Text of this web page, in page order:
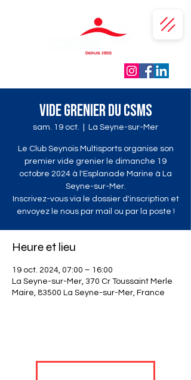
Vide Grenier du CSMS
sam. 19 oct. La Seyne-sur-Mer
Le Club Seynois Multisports organise son
premier vide grenier le dimanche 19
octobre 2024 à l'Esplanade Marine à La
Seyne-sur-Mer.
Inscrivez-vous via le dossier d'inscription et
envoyez le nous par mail ou par la poste !
Heure et lieu
19 oct. 2024, 07:00 – 16:00
La Seyne-sur-Mer, 370 Cr Toussaint Merle
Maire, 83500 La Seyne-sur-Mer, France